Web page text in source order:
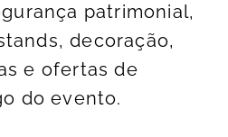
patrimonial,
decoração,
e ofertas de
do evento.